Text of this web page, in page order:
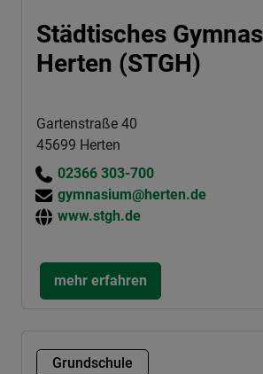
Städtisches
Herten (STGH)
Gartenstraße 40
45699 Herten
02366 303-700
gymnasium@herten.de
www.stgh.de
mehr erfahren
Grundschule